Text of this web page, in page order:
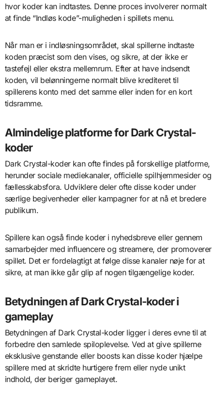
hvor koder kan indtastes. Denne proces involverer normalt
at finde “Indløs kode”-muligheden i spillets menu.
Når man er i indløsningsområdet, skal spillerne indtaste
koden præcist som den vises, og sikre, at der ikke er
tastefejl eller ekstra mellemrum. Efter at have indsendt
koden, vil belønningerne normalt blive krediteret til
spillerens konto med det samme eller inden for en kort
tidsramme.
Almindelige platforme for Dark Crystal-
koder
Dark Crystal-koder kan ofte findes på forskellige platforme,
herunder sociale mediekanaler, officielle spilhjemmesider og
fællesskabsfora. Udviklere deler ofte disse koder under
særlige begivenheder eller kampagner for at nå et bredere
publikum.
Spillere kan også finde koder i nyhedsbreve eller gennem
samarbejder med influencere og streamere, der promoverer
spillet. Det er fordelagtigt at følge disse kanaler nøje for at
sikre, at man ikke går glip af nogen tilgængelige koder.
Betydningen af Dark Crystal-koder i
gameplay
Betydningen af Dark Crystal-koder ligger i deres evne til at
forbedre den samlede spiloplevelse. Ved at give spillerne
eksklusive genstande eller boosts kan disse koder hjælpe
spillere med at skridte hurtigere frem eller nyde unikt
indhold, der beriger gameplayet.